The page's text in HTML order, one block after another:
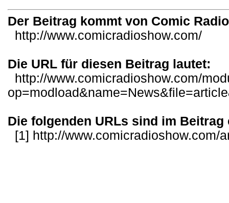
Der Beitrag kommt von Comic
http://www.comicradioshow.com/
Die URL für diesen Beitrag lautet:
http://www.comicradioshow.com/
Die folgenden URLs sind im Beitrag
[1] http://www.comicradioshow.com/